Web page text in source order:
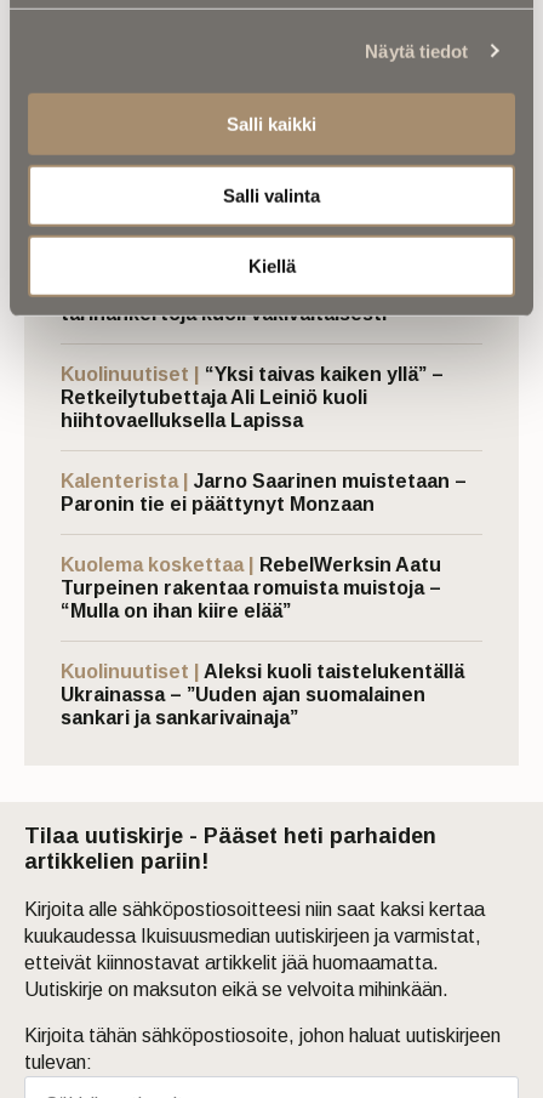
Näytä tiedot
Salli kaikki
Salli valinta
Kiellä
absoluuttisesti aina oikeassa. Tätä ”selittämätön
Kirjoittaja on Ikuisuusmedian tuottaja-toimittaja
Luetuimmat
Kalenterista | Ior Bock – Mytologi ja
tarinankertoja kuoli väkivaltaisesti
Kuolinuutiset |
“Yksi taivas kaiken yllä” –
Retkeilytubettaja Ali Leiniö kuoli
hiihtovaelluksella Lapissa
Kalenterista |
Jarno Saarinen muistetaan –
Paronin tie ei päättynyt Monzaan
Kuolema koskettaa |
RebelWerksin Aatu
Turpeinen rakentaa romuista muistoja –
“Mulla on ihan kiire elää”
Kuolinuutiset |
Aleksi kuoli taistelukentällä
Ukrainassa – ”Uuden ajan suomalainen
sankari ja sankarivainaja”
Tilaa uutiskirje - Pääset heti parhaiden
artikkelien pariin!
Kirjoita alle sähköpostiosoitteesi niin saat kaksi kertaa
kuukaudessa Ikuisuusmedian uutiskirjeen ja varmistat,
etteivät kiinnostavat artikkelit jää huomaamatta.
Uutiskirje on maksuton eikä se velvoita mihinkään.
Kirjoita tähän sähköpostiosoite, johon haluat uutiskirjeen
tulevan: